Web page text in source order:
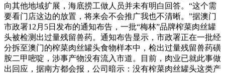
向其他地域扩展，海底捞工做人员并未有明白回答。“这个需
要看门店这边的放置，将来会不会推广我也不清晰。”据澳门
市政署12月5日发布的通知布告，一批“梅林”品牌榨菜肉丝罐
头被检测出过量残留兽药。通知布告显示，市政署正在一批经
分拆至澳门的榨菜肉丝罐头食物样本中，检出过量残留兽药磺
胺二甲嘧啶，涉事产物没有流入市道。目前，肉业已就此事做
出回应，据南方都会报，公司暗示：没有榨菜肉丝罐头这类产